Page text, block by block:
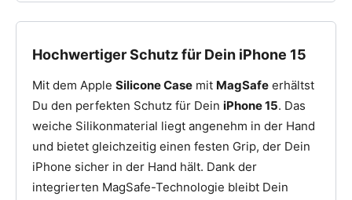
Hochwertiger Schutz für Dein iPhone 15
Mit dem Apple Silicone Case mit MagSafe erhältst
Du den perfekten Schutz für Dein iPhone 15. Das
weiche Silikonmaterial liegt angenehm in der Hand
und bietet gleichzeitig einen festen Grip, der Dein
iPhone sicher in der Hand hält. Dank der
integrierten MagSafe-Technologie bleibt Dein